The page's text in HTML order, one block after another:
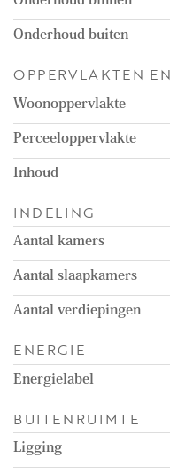
Onderhoud buiten
OPPERVLAKTEN
Woonoppervlakte
Perceeloppervlakte
Inhoud
INDELING
Aantal kamers
Aantal slaapkamers
Aantal verdiepingen
ENERGIE
Energielabel
BUITENRUIMTE
Ligging